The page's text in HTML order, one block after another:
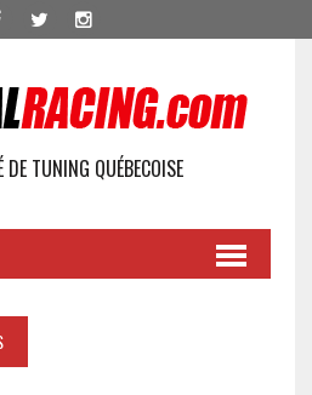
TUNING QUÉBECOISE